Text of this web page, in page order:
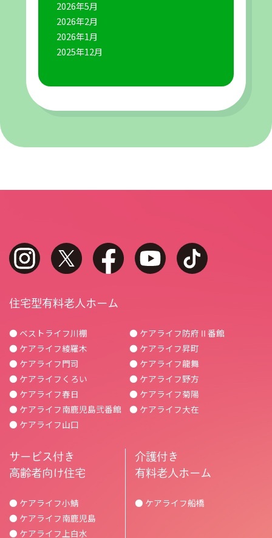
2026年5月
2026年2月
2026年1月
2025年12月
instagram twitter facebook youtube
住宅型有料老人ホーム
● ベストライフ川棚
● ケアライフ綾羅木
● ケアライフ門司
● ケアライフくろい
● ケアライフ春日
● ケアライフ南鹿児島弐番館
● ケアライフ山口
● ケアライフ防府Ⅱ番館
● ケアライフ昇町
● ケアライフ龍舞
● ケアライフ野方
● ケアライフ菊陽
● ケアライフ大在
サービス付き
高齢者向け住宅
● ケアライフ小鯖
● ケアライフ南鹿児島
● ケアライフ上白水
介護付き
有料老人ホーム
● ケアライフ船橋